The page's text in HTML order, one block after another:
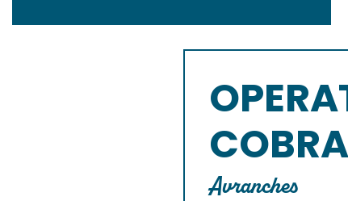
COBRA
Avranches